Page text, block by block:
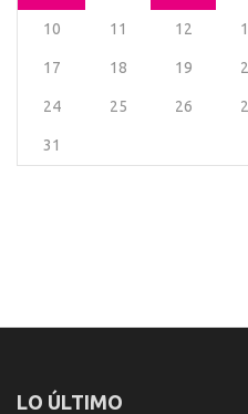
10 11 12
17 18 19
24 25 26
31
LO ÚLTIMO